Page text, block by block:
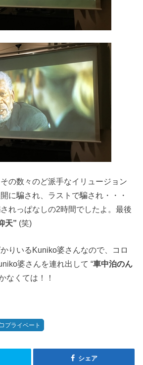
の数々のど派手なイリュージョン
に騙され、ラストで騙され・・・
れっぱなしの2時間でしたよ。最後
天” (笑)
りいるKuniko婆さんなので、コロ
婆さんを連れ出して “車中泊のん
なくては！！
プライベート
シェア